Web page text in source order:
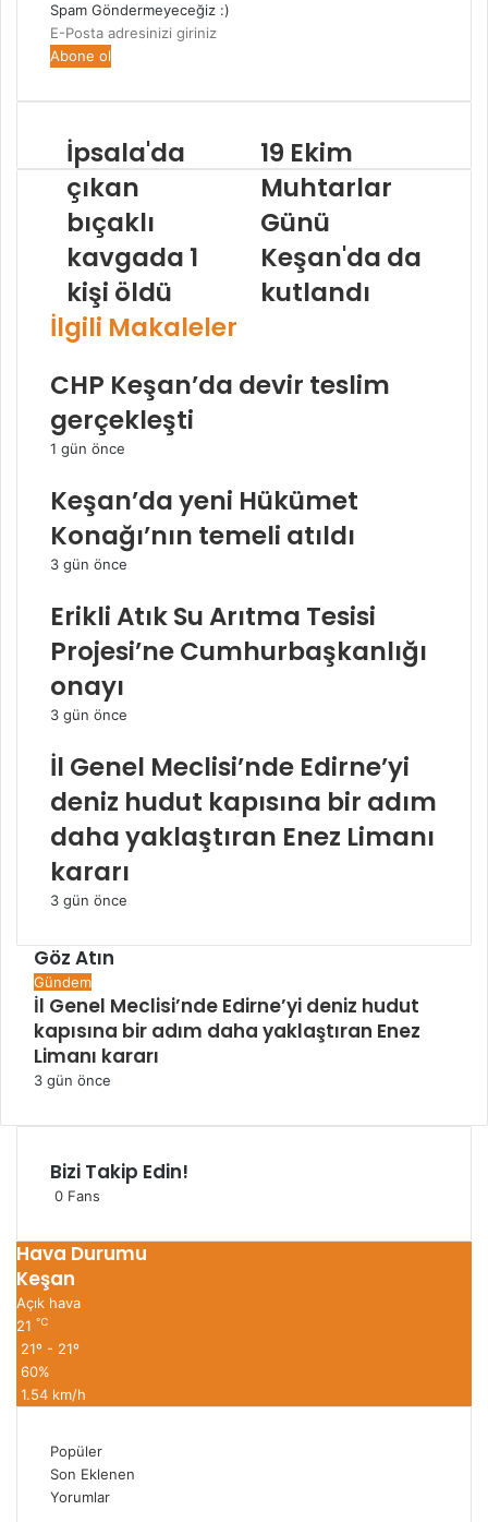
Spam Göndermeyeceğiz :)
E-
Posta
giriniz
İpsala'da
çıkan
bıçaklı
kavgada 1
kişi öldü
19 Ekim
Muhtarlar
Günü
Keşan'da da
kutlandı
İlgili Makaleler
CHP Keşan’da devir teslim
gerçekleşti
1 gün önce
Keşan’da yeni Hükümet
Konağı’nın temeli atıldı
3 gün önce
Erikli Atık Su Arıtma Tesisi
Projesi’ne Cumhurbaşkanlığı
onayı
3 gün önce
İl Genel Meclisi’nde Edirne’yi
deniz hudut kapısına bir adım
daha yaklaştıran Enez Limanı
kararı
3 gün önce
Göz Atın
Kapalı
Gündem
İl Genel Meclisi’nde Edirne’yi deniz hudut
kapısına bir adım daha yaklaştıran Enez
Limanı kararı
3 gün önce
Bizi Takip Edin!
0 Fans
Hava Durumu
Keşan
Açık hava
21 ℃
21º - 21º
60%
1.54 km/h
Popüler
Son Eklenen
Yorumlar